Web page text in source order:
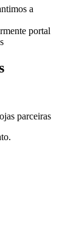
a
portal
parceiras